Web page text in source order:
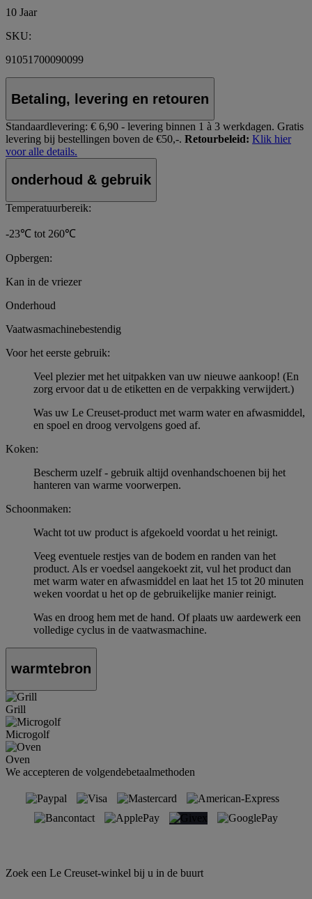
10 Jaar
SKU:
91051700090099
Betaling, levering en retouren
Standaardlevering: € 6,90 - levering binnen 1 à 3 werkdagen. Gratis
levering bij bestellingen boven de €50,-. Retourbeleid: Klik hier
voor alle details.
onderhoud & gebruik
Temperatuurbereik:
-23℃ tot 260℃
Opbergen:
Kan in de vriezer
Onderhoud
Vaatwasmachinebestendig
Voor het eerste gebruik:
Veel plezier met het uitpakken van uw nieuwe aankoop! (En
zorg ervoor dat u de etiketten en de verpakking verwijdert.)
Was uw Le Creuset-product met warm water en afwasmiddel,
en spoel en droog vervolgens goed af.
Koken:
Bescherm uzelf - gebruik altijd ovenhandschoenen bij het
hanteren van warme voorwerpen.
Schoonmaken:
Wacht tot uw product is afgekoeld voordat u het reinigt.
Veeg eventuele restjes van de bodem en randen van het
product. Als er voedsel aangekoekt zit, vul het product dan
met warm water en afwasmiddel en laat het 15 tot 20 minuten
weken voordat u het op de gebruikelijke manier reinigt.
Was en droog hem met de hand. Of plaats uw aardewerk een
volledige cyclus in de vaatwasmachine.
warmtebron
Grill
Microgolf
Oven
We accepteren de volgendebetaalmethoden
Zoek een Le Creuset-winkel bij u in de buurt